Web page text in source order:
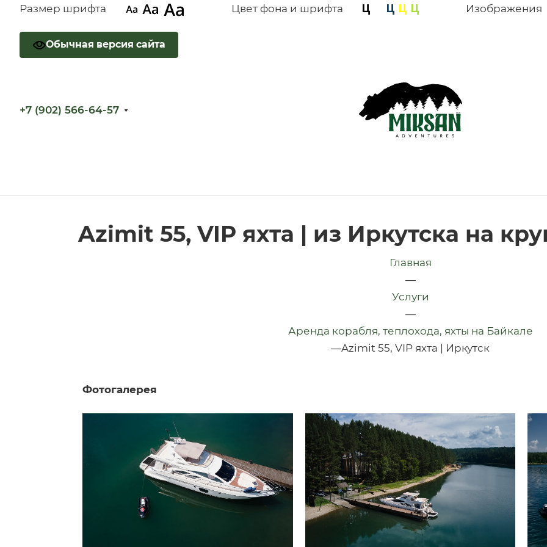
Размер шрифта Цвет фона и шрифта Изображения
Обычная версия сайта
+7 (902) 566-64-57
Azimit 55, VIP яхта | из Иркутска на
Главная
—
Услуги
—
Аренда корабля, теплохода, яхты на Байкале
—Azimit 55, VIP яхта | Иркутск
Фотогалерея